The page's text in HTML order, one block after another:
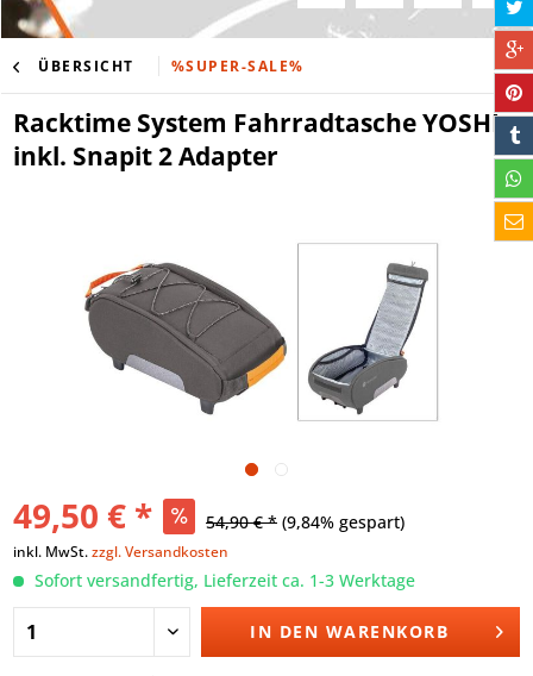
ÜBERSICHT %SUPER-SALE%
Racktime System Fahrradtasche YOSHI,
inkl. Snapit 2 Adapter
49,50 € * 54,90 € * (9,84% gespart)
inkl. MwSt.zzgl. Versandkosten
Sofort versandfertig, Lieferzeit ca. 1-3 Werktage
IN DEN WARENKORB